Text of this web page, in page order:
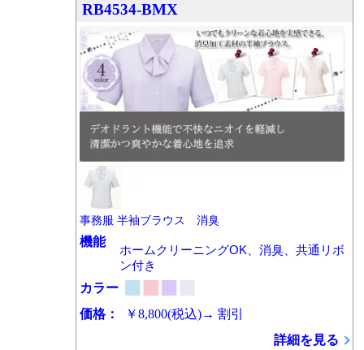
RB4534-BMX
事務服 半袖ブラウス 消臭
機能
ホームクリーニングOK、消臭、共通リボ
ン付き
カラー
価格：
￥8,800(税込)→割引
詳細を見る